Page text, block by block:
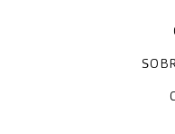
Hospital
Treballa